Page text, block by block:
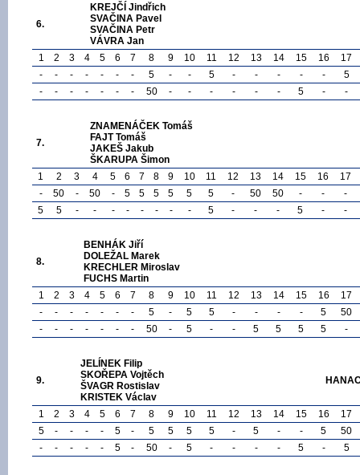
6.
KREJČÍ Jindřich
SVAČINA Pavel
SVAČINA Petr
VÁVRA Jan
1
2 3 4 5 6 7 8 9 10 11 12 13 14 15 16
17
-
- - - - - - 5 - - 5 - - - - -
5
-
- - - - - - 50 - - - - - - 5 - -
7.
ZNAMENÁČEK Tomáš
FAJT Tomáš
JAKEŠ Jakub
ŠKARUPA Šimon
1
2 3 4 5 6 7 8 9 10 11 12 13 14 15 16
17
-
50 - 50 - 5 5 5 5 5 5 - 50 50 - -
-
5
5 - - - - - - - - 5 - - - 5 - -
8.
BENHÁK Jiří
DOLEŽAL Marek
KRECHLER Miroslav
FUCHS Martin
1
2 3 4 5 6 7 8 9 10 11 12 13 14 15 16
17
-
- - - - - - 5 - 5 5 - - - - 5
50
-
- - - - - - 50 - 5 - - 5 5 5 5 -
9.
JELÍNEK Filip
SKOŘEPA Vojtěch
ŠVAGR Rostislav
KRISTEK Václav
1 2 3 4 5 6 7 8 9 10 11 12 13 14 15 16
17
5
- - - - 5 - 5 5 5 5 - 5 - - 5
50
-
- - - - 5 - 50 - 5 - - - - 5 - 5